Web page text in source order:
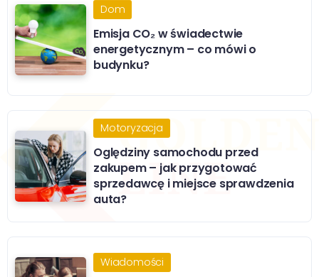
Dom
Emisja CO₂ w świadectwie
energetycznym – co mówi o
budynku?
Motoryzacja
Oględziny samochodu przed
zakupem – jak przygotować
sprzedawcę i miejsce sprawdzenia
auta?
Wiadomości